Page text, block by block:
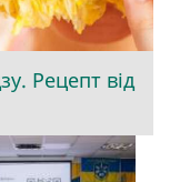
Рецепт від